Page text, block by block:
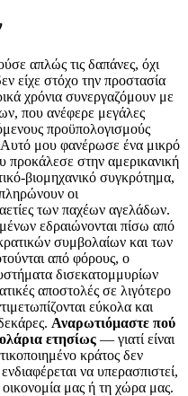
απλώς τις δαπάνες, όχι
είχε στόχο την προστασία
χρόνια συνεργαζόμουν με
που ανέφερε μεγάλες
προϋπολογισμούς
μου φανέρωσε ένα μικρό
προκάλεσε στην αμερικανική
βιομηχανικό συγκρότημα,
οι
των παχέων αγελάδων.
εδραιώνονται πίσω από
συμβολαίων και των
από φόρους, ο
δισεκατομμυρίων
αποστολές σε λιγότερο
εύκολα και
Αναρωτιόμαστε πού
ετησίως — γιατί είναι
κράτος δεν
να υπερασπιστεί,
μας ή τη χώρα μας.